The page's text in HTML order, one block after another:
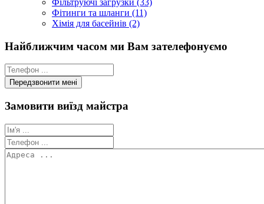
Фільтруючі загрузки (33)
Фітинги та шланги (11)
Хімія для басейнів (2)
Найближчим часом ми Вам зателефонуємо
Замовити виїзд майстра